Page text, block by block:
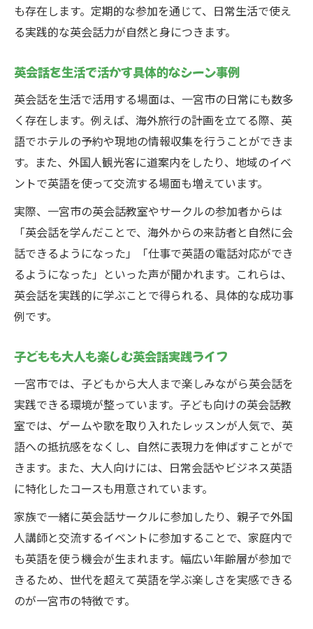
も存在します。定期的な参加を通じて、日常生活で使え
る実践的な英会話力が自然と身につきます。
英会話を生活で活かす具体的なシーン事例
英会話を生活で活用する場面は、一宮市の日常にも数多
く存在します。例えば、海外旅行の計画を立てる際、英
語でホテルの予約や現地の情報収集を行うことができま
す。また、外国人観光客に道案内をしたり、地域のイベ
ントで英語を使って交流する場面も増えています。
実際、一宮市の英会話教室やサークルの参加者からは
「英会話を学んだことで、海外からの来訪者と自然に会
話できるようになった」「仕事で英語の電話対応ができ
るようになった」といった声が聞かれます。これらは、
英会話を実践的に学ぶことで得られる、具体的な成功事
例です。
子どもも大人も楽しむ英会話実践ライフ
一宮市では、子どもから大人まで楽しみながら英会話を
実践できる環境が整っています。子ども向けの英会話教
室では、ゲームや歌を取り入れたレッスンが人気で、英
語への抵抗感をなくし、自然に表現力を伸ばすことがで
きます。また、大人向けには、日常会話やビジネス英語
に特化したコースも用意されています。
家族で一緒に英会話サークルに参加したり、親子で外国
人講師と交流するイベントに参加することで、家庭内で
も英語を使う機会が生まれます。幅広い年齢層が参加で
きるため、世代を超えて英語を学ぶ楽しさを実感できる
のが一宮市の特徴です。